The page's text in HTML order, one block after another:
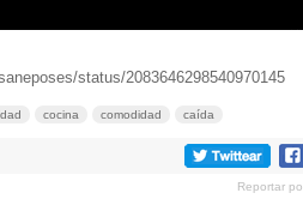
status/2083646298540970145
cocina comodidad caída
Reportar